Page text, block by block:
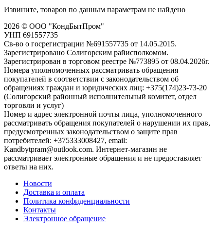
Извините, товаров по данным параметрам не найдено
2026 © ООО "КондБытПром"
УНП 691557735
Св-во о госрегистрации №691557735 от 14.05.2015.
Зарегистрировано Солигорским райисполкомом.
Зарегистрирован в торговом реестре №773895 от 08.04.2026г.
Номера уполномоченных рассматривать обращения
покупателей в соответствии с законодательством об
обращениях граждан и юридических лиц: +375(174)23-73-20
(Солигорский районный исполнительный комитет, отдел
торговли и услуг)
Номер и адрес электронной почты лица, уполномоченного
рассматривать обращения покупателей о нарушении их прав,
предусмотренных законодательством о защите прав
потребителей: +375333008427, email:
Kandbytpram@outlook.com. Интернет-магазин не
рассматривает электронные обращения и не предоставляет
ответы на них.
Новости
Доставка и оплата
Политика конфиденциальности
Контакты
Электронное обращение